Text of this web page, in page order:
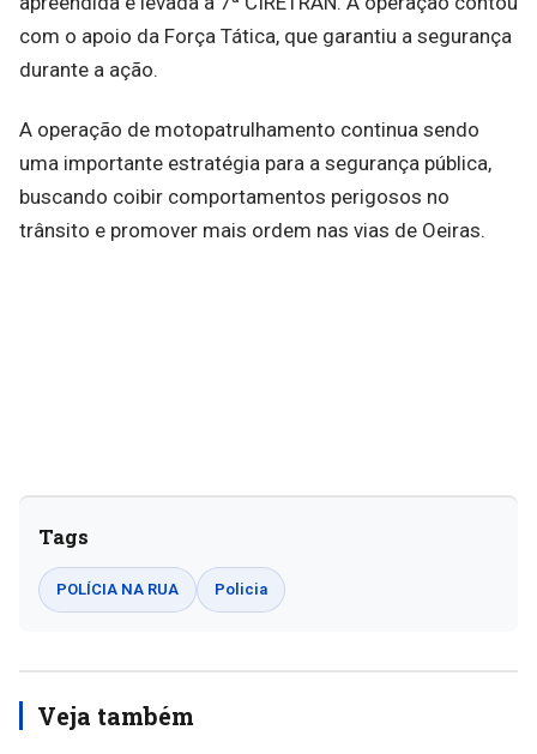
com o apoio da Força Tática, que garantiu a segurança
durante a ação.
A operação de motopatrulhamento continua sendo
uma importante estratégia para a segurança pública,
buscando coibir comportamentos perigosos no
trânsito e promover mais ordem nas vias de Oeiras.
Tags
POLÍCIA NA RUA Policia
Veja também